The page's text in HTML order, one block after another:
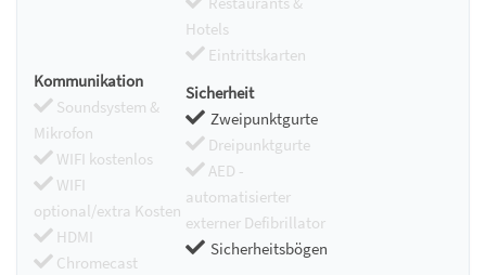
Hotels
Eintrittskarten
Kommunikation
Soundsystem &
Mikrofon
WIFI kostenlos
WIFI
optional/extra Kosten
HDMI
Chromecast
Sicherheit
Zweipunktgurte
Dreipunktgurte
AED -
automatisierter
externer Defibrillator
Sicherheitsbögen